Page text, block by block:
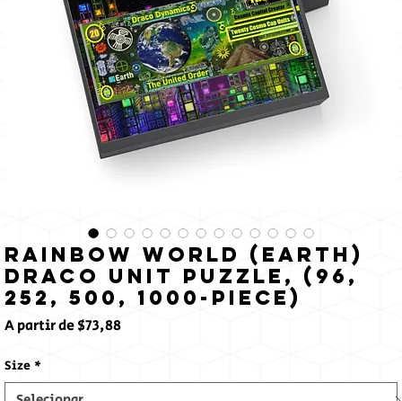
Rainbow World (Earth)
Draco Unit Puzzle, (96,
252, 500, 1000-Piece)
A partir de$73,88Preço
Size *